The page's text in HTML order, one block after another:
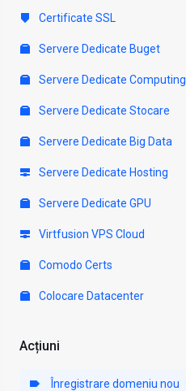
Certificate SSL
Servere Dedicate Buget
Servere Dedicate Computing
Servere Dedicate Stocare
Servere Dedicate Big Data
Servere Dedicate Hosting
Servere Dedicate GPU
Virtfusion VPS Cloud
Comodo Certs
Colocare Datacenter
Acțiuni
Înregistrare domeniu nou